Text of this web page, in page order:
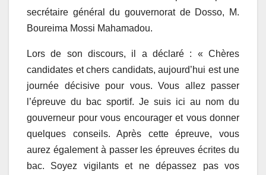
secrétaire général du gouvernorat de Dosso, M.
Boureima Mossi Mahamadou.
Lors de son discours, il a déclaré : « Chères
candidates et chers candidats, aujourd’hui est une
journée décisive pour vous. Vous allez passer
l’épreuve du bac sportif. Je suis ici au nom du
gouverneur pour vous encourager et vous donner
quelques conseils. Après cette épreuve, vous
aurez également à passer les épreuves écrites du
bac. Soyez vigilants et ne dépassez pas vos